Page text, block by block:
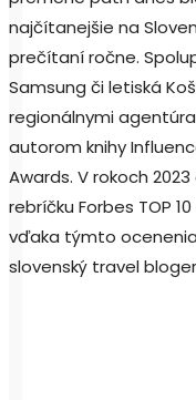
najčítanejšie na
prečítaní ročne.
Samsung či letiská
regionálnymi
autorom knihy
Awards. V rokoch
rebríčku Forbes TOP
vďaka týmto
slovenský travel